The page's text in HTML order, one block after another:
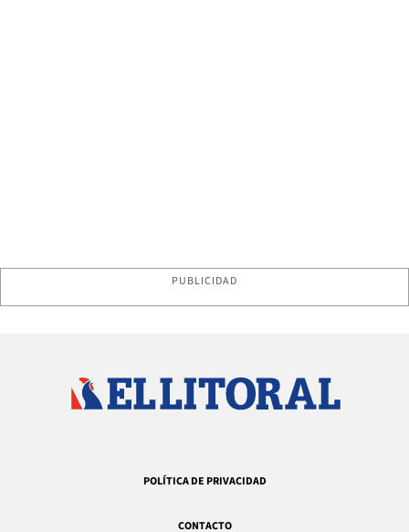
PUBLICIDAD
POLÍTICA DE PRIVACIDAD
CONTACTO